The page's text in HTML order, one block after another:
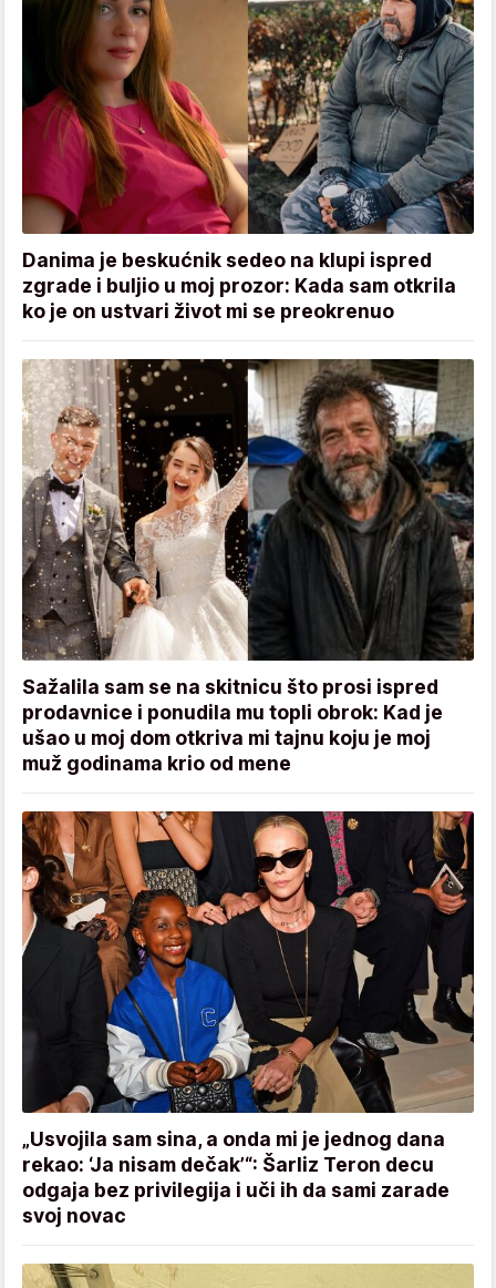
Danima je beskućnik sedeo na klupi ispred
zgrade i buljio u moj prozor: Kada sam otkrila
ko je on ustvari život mi se preokrenuo
Sažalila sam se na skitnicu što prosi ispred
prodavnice i ponudila mu topli obrok: Kad je
ušao u moj dom otkriva mi tajnu koju je moj
muž godinama krio od mene
„Usvojila sam sina, a onda mi je jednog dana
rekao: ‘Ja nisam dečak’“: Šarliz Teron decu
odgaja bez privilegija i uči ih da sami zarade
svoj novac